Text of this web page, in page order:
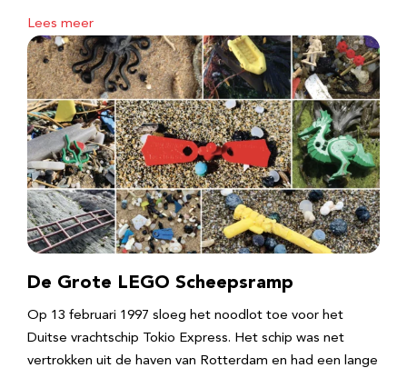
Lees meer
De Grote LEGO Scheepsramp
Op 13 februari 1997 sloeg het noodlot toe voor het
Duitse vrachtschip Tokio Express. Het schip was net
vertrokken uit de haven van Rotterdam en had een lange